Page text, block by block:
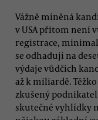
Vážně míněná
v USA přitom není
registrace,
se odhadují na
výdaje vůdčích
až k miliardě.
zkušený
skutečné vyhlídky